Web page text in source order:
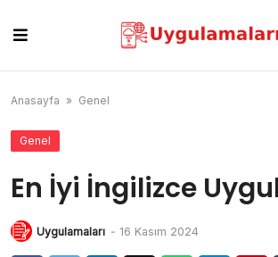
content
Anasayfa » Genel
Genel
En İyi İngilizce
Uygulamaları - 16 Kasım 2024